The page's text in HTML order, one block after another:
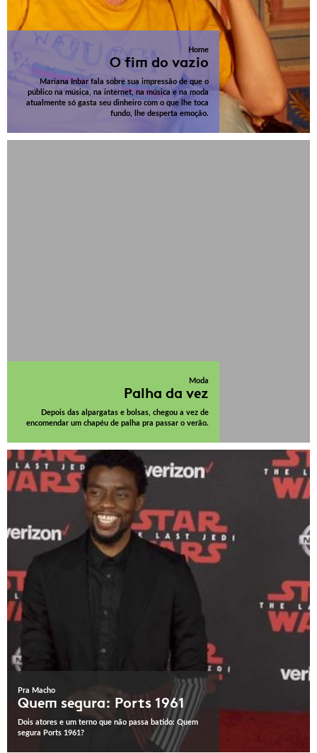
Home
O fim do vazio
Mariana Inbar fala sobre sua impressão de que o
público na música, na internet, na música e na moda
atualmente só gasta seu dinheiro com o que lhe toca
fundo, lhe desperta emoção.
Moda
Palha da vez
Depois das alpargatas e bolsas, chegou a vez de
encomendar um chapéu de palha pra passar o verão.
Pra Macho
Quem segura: Ports 1961
Dois atores e um terno que não passa batido: Quem
segura Ports 1961?